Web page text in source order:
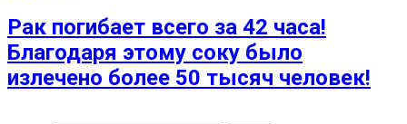
Рак погибает всего за 42 часа!
Благодаря этому соку было
излечено более 50 тысяч человек!